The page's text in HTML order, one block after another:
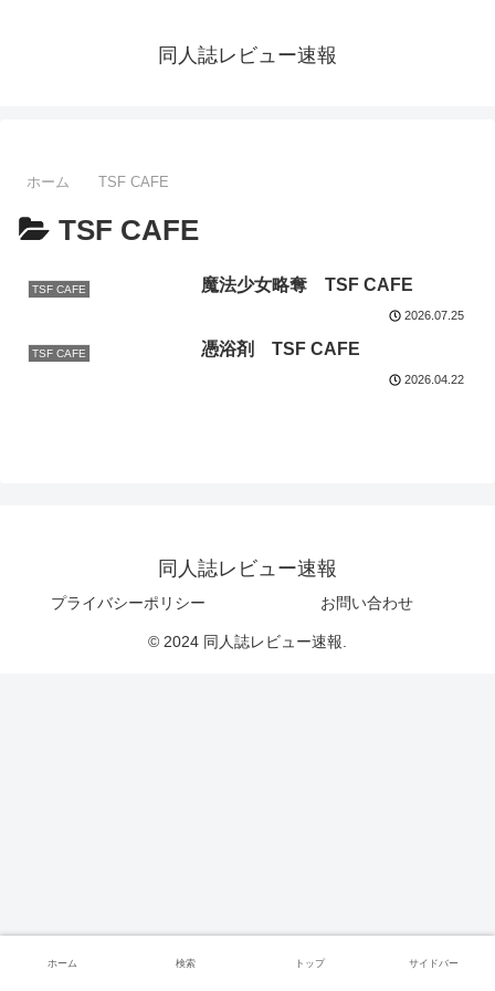
同人誌レビュー速報
ホーム TSF CAFE
TSF CAFE
TSF CAFE 魔法少女略奪 TSF CAFE
2026.07.25
TSF CAFE 憑浴剤 TSF CAFE
2026.04.22
同人誌レビュー速報
プライバシーポリシー お問い合わせ
© 2024 同人誌レビュー速報.
ホーム 検索 トップ サイドバー